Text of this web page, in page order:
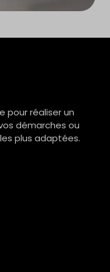
pour réaliser un
démarches ou
plus adaptées.